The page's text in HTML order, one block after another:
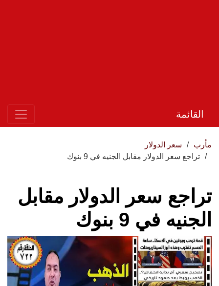
القائمة
مأرب
سعر الدولار
تراجع سعر الدولار مقابل الجنيه في 9 بنوك
تراجع سعر الدولار مقابل
الجنيه في 9 بنوك